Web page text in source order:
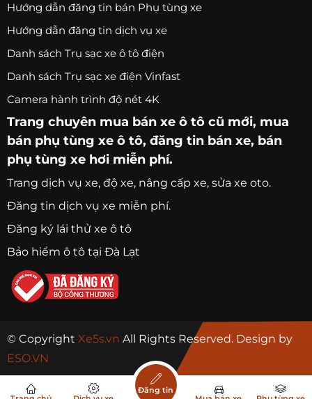
Hướng dẫn đăng tin bán Phụ tùng xe
Hướng dẫn đăng tin dịch vụ xe
Danh sách Trụ sạc xe ô tô điện
Danh sách Trụ sạc xe điện Vinfast
Camera hành trình độ nét 4K
Trang chuyên mua bán xe ô tô cũ mới, mua
bán phụ tùng xe ô tô, đăng tin bán xe, bán
phụ tùng xe hơi miễn phí.
Trang dịch vụ xe, độ xe, nâng cấp xe, sửa xe oto.
Đăng tin dịch vụ xe miễn phí.
Đăng ký lái thử xe ô tô
Bảo hiểm ô tô tại Đà Lạt
© Copyright Xe5s.vn All Rights Reserved. Design by
ESO.VN
Đăng tin